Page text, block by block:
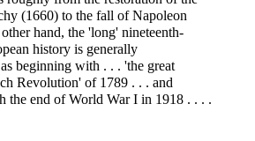
(1660) to the fall of Napoleon
hand, the 'long' nineteenth-
history is generally
beginning with . . . 'the great
Revolution' of 1789 . . . and
the end of World War I in 1918 . . . .